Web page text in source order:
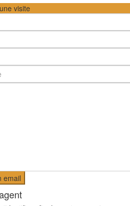
visite